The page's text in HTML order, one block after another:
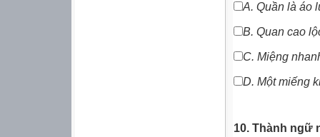
A. Quần là áo
B. Quan cao
C. Miệng
D. Một miếng
10. Thành ngữ